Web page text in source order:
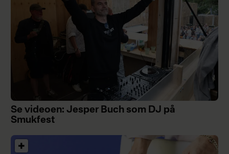
Se videoen: Jesper Buch som DJ på
Smukfest